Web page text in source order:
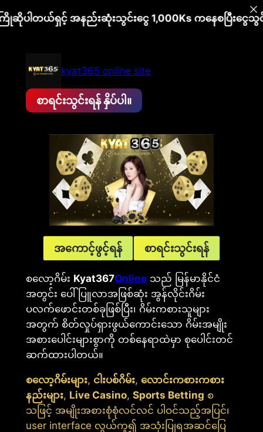
content
kyat365 online site
စာရင်းသွင်းရန် နှိပ်ပါ။
အကောင့်ဖွင့်ရန် စာရင်းသွင်းရန်
စလော့ဂိမ်း Kyat367Onlineသည် မြန်မာနိုင်ငံ
အတွင်း ပေါ်ပြူလာအဖြစ်ဆုံး အွန်လိုင်းဂိမ်း
ပလက်ဖောင်းတစ်ခုဖြစ်ပြီး၊ ဂိမ်းကစားသူများ
အတွက် စိတ်လှုပ်ရှားဖွယ်ကောင်းသော ဂိမ်းအမျိုး
အစားပေါင်းများစွာကို တစ်နေရာထဲမှာ စုပေါင်းတင်
ဆက်ထားပါတယ်။
စလော့ဂိမ်းများ, ငါးပစ်ဂိမ်း, လောင်းကစားကစား
နည်းများ, Live Casino, Sports Betting စ
သဖြင့် အမျိုးအစားစုံစုံလင်လင် ပါဝင်သည့်အပြင်၊
user interface လွယ်ကူ၍ အသုံးပြုရအဆင်ပြေ
င့် အနည်းဆုံးသွင်းငွေ 1,000Ks ကနေစပြီးငွေသွင်းနိုင်သလို